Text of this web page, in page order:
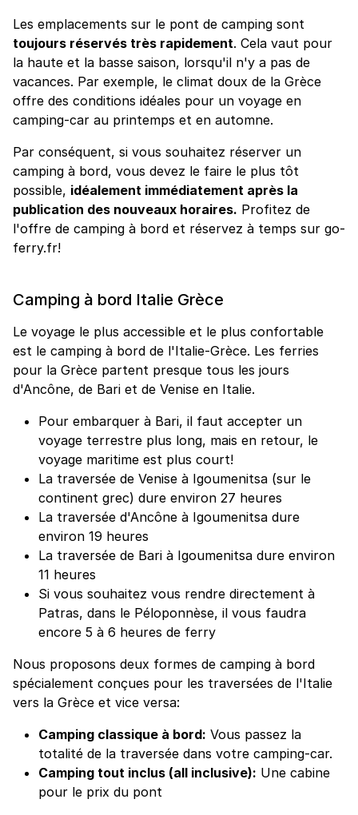
Les emplacements sur le pont de camping sont
toujours réservés très rapidement. Cela vaut pour
la haute et la basse saison, lorsqu'il n'y a pas de
vacances. Par exemple, le climat doux de la Grèce
offre des conditions idéales pour un voyage en
camping-car au printemps et en automne.
Par conséquent, si vous souhaitez réserver un
camping à bord, vous devez le faire le plus tôt
possible, idéalement immédiatement après la
publication des nouveaux horaires. Profitez de
l'offre de camping à bord et réservez à temps sur go-
ferry.fr!
Camping à bord Italie Grèce
Le voyage le plus accessible et le plus confortable
est le camping à bord de l'Italie-Grèce. Les ferries
pour la Grèce partent presque tous les jours
d'Ancône, de Bari et de Venise en Italie.
Pour embarquer à Bari, il faut accepter un
voyage terrestre plus long, mais en retour, le
voyage maritime est plus court!
La traversée de Venise à Igoumenitsa (sur le
continent grec) dure environ 27 heures
La traversée d'Ancône à Igoumenitsa dure
environ 19 heures
La traversée de Bari à Igoumenitsa dure environ
11 heures
Si vous souhaitez vous rendre directement à
Patras, dans le Péloponnèse, il vous faudra
encore 5 à 6 heures de ferry
Nous proposons deux formes de camping à bord
spécialement conçues pour les traversées de l'Italie
vers la Grèce et vice versa:
Camping classique à bord: Vous passez la
totalité de la traversée dans votre camping-car.
Camping tout inclus (all inclusive): Une cabine
pour le prix du pont